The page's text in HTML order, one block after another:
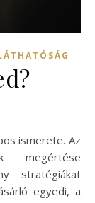
megértése
stratégiákat
egyedi, a